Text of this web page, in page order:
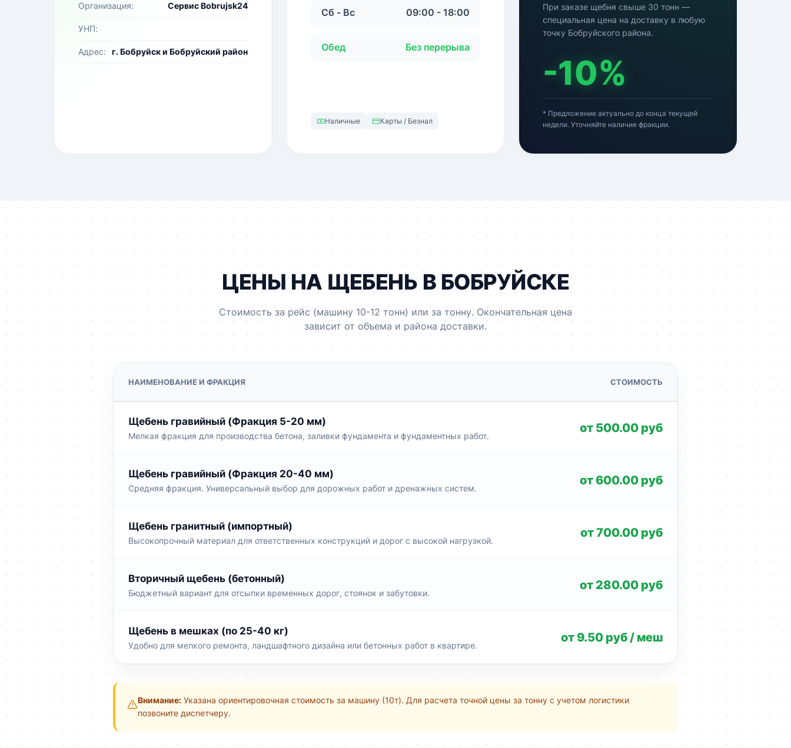
Организация: Сервис Bobrujsk24
УНП:
Адрес: г. Бобруйск и Бобруйский район
Сб - Вс 09:00 - 18:00
Обед Без перерыва
Наличные Карты / Безнал
При заказе щебня свыше 30 тонн —
специальная цена на доставку в любую
точку Бобруйского района.
-10%
* Предложение актуально до конца текущей
недели. Уточняйте наличие фракции.
ЦЕНЫ НА ЩЕБЕНЬ В БОБРУЙСКЕ
Стоимость за рейс (машину 10-12 тонн) или за тонну. Окончательная цена
зависит от объема и района доставки.
НАИМЕНОВАНИЕ И ФРАКЦИЯ СТОИМОСТЬ
Щебень гравийный (Фракция 5-20 мм)
Мелкая фракция для производства бетона, заливки фундамента и фундаментных работ.
от 500.00 руб
Щебень гравийный (Фракция 20-40 мм)
Средняя фракция. Универсальный выбор для дорожных работ и дренажных систем.
от 600.00 руб
Щебень гранитный (импортный)
Высокопрочный материал для ответственных конструкций и дорог с высокой нагрузкой.
от 700.00 руб
Вторичный щебень (бетонный)
Бюджетный вариант для отсыпки временных дорог, стоянок и забутовки.
от 280.00 руб
Щебень в мешках (по 25-40 кг)
Удобно для мелкого ремонта, ландшафтного дизайна или бетонных работ в квартире.
от 9.50 руб / меш
Внимание: Указана ориентировочная стоимость за машину (10т). Для расчета точной цены за тонну с учетом логистики
позвоните диспетчеру.